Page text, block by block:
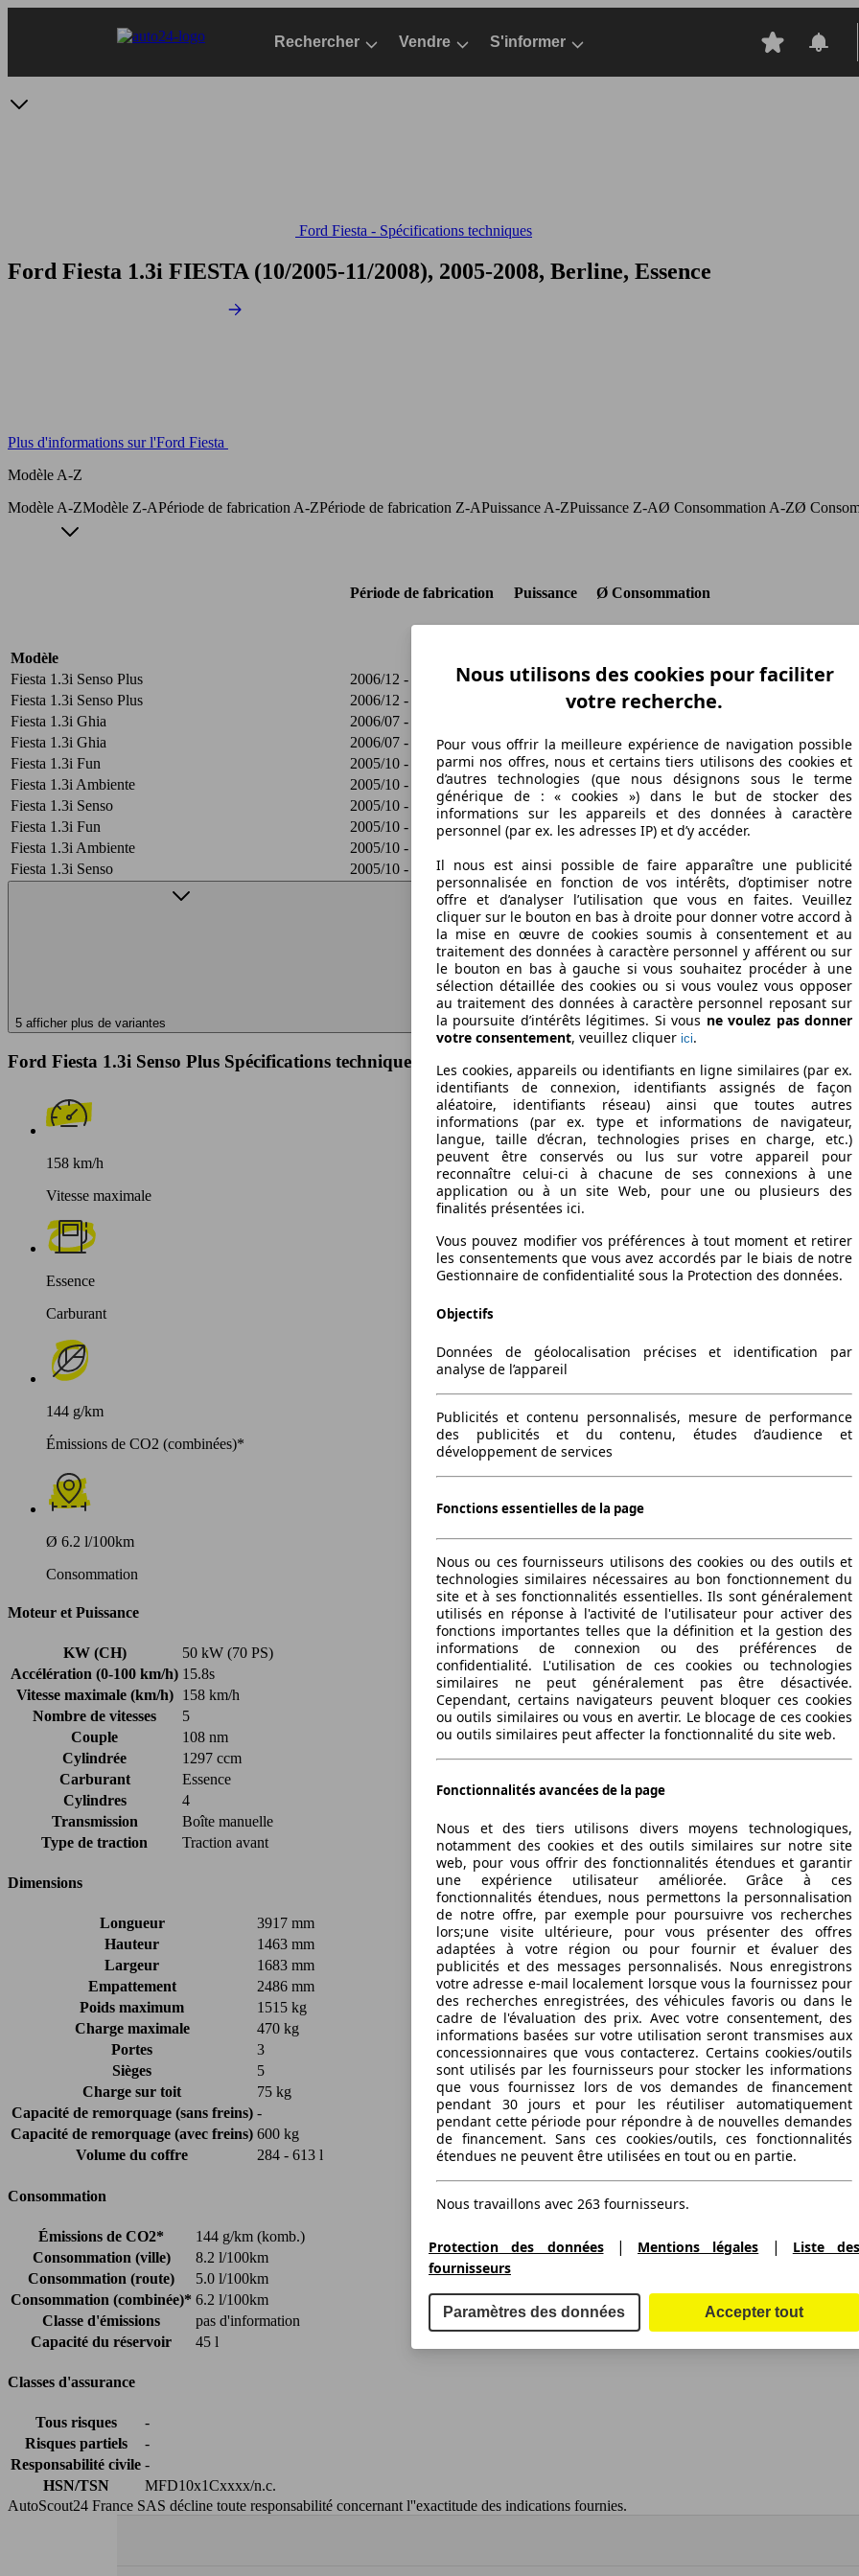
Rechercher Vendre S'informer
Ford Fiesta - Spécifications techniques
Ford Fiesta 1.3i FIESTA (10/2005-11/2008), 2005-2008, Berline, Essence
Plus d'informations sur l'Ford Fiesta
Modèle A-Z
Modèle A-ZModèle Z-APériode de fabrication A-ZPériode de fabrication Z-APuissance A-ZPuissance Z-AØ Consommation A-ZØ
Modèle
Période de fabrication Puissance Ø Consommation
Fiesta 1.3i Senso Plus 2006/12 - 2007/05 50 KW (70 PS) 6.2 l/100km
Fiesta 1.3i Senso Plus
2006/12 - 2007/05 50 KW (70 PS) 6.2 l/100km
Fiesta 1.3i Ghia
2006/07 - 2007/05
Fiesta 1.3i Ghia
2006/07 - 2007/05 50 KW (70 PS) 6.2 l/100km
Fiesta 1.3i Fun
2005/10 - 2007/05 50 KW (70 PS) 6.2 l/100km
Fiesta 1.3i Ambiente
2005/10 - 2006/12 50 KW (70 PS) 6.2 l/100km
Fiesta 1.3i Senso
2005/10 - 2007/05 50 KW (70 PS) 6.2 l/100km
Fiesta 1.3i Fun
2005/10 - 2007/05 50 KW (70 PS) 6.2 l/100km
Fiesta 1.3i Ambiente
2005/10 - 2006/12
Fiesta 1.3i Senso
2005/10 - 2007/05 50 KW (70 PS) 6.2 l/100km
5 afficher plus de variantes
Ford Fiesta 1.3i Senso Plus Spécifications techniques
158 km/h
Vitesse maximale
Essence
Carburant
144 g/km
Émissions de CO2 (combinées)*
Ø 6.2 l/100km
Consommation
Moteur et Puissance
KW (CH)
50 kW (70 PS)
Accélération (0-100 km/h) 15.8s
Vitesse maximale (km/h)
158 km/h
Nombre de vitesses
5
Couple
108 nm
Cylindrée
1297 ccm
Carburant
Essence
Cylindres
4
Transmission
Boîte manuelle
Type de traction
Traction avant
Dimensions
Longueur
3917 mm
Hauteur
1463 mm
Largeur
1683 mm
Empattement
2486 mm
Poids maximum
1515 kg
Charge maximale
470 kg
Portes
3
Sièges
5
Charge sur toit
75 kg
Capacité de remorquage (sans freins) -
Capacité de remorquage (avec freins) 600 kg
Volume du coffre
284 - 613 l
Consommation
Émissions de CO2*
144 g/km (komb.)
Consommation (ville)
8.2 l/100km
Consommation (route)
5.0 l/100km
Consommation (combinée)* 6.2 l/100km
Classe d'émissions
pas d'information
Capacité du réservoir
45 l
Classes d'assurance
Tous risques
-
Risques partiels
-
Responsabilité civile -
HSN/TSN
MFD10x1Cxxxx/n.c.
AutoScout24 France SAS décline toute responsabilité concernant l''exactitude des indications fournies.
Nous utilisons des cookies pour faciliter
votre recherche.
Pour vous offrir la meilleure expérience de navigation possible
parmi nos offres, nous et certains tiers utilisons des cookies et
d’autres technologies (que nous désignons sous le terme
générique de : « cookies ») dans le but de stocker des
informations sur les appareils et des données à caractère
personnel (par ex. les adresses IP) et d’y accéder.
Il nous est ainsi possible de faire apparaître une publicité
personnalisée en fonction de vos intérêts, d’optimiser notre
offre et d’analyser l’utilisation que vous en faites. Veuillez
cliquer sur le bouton en bas à droite pour donner votre accord à
la mise en œuvre de cookies soumis à consentement et au
traitement des données à caractère personnel y afférent ou sur
le bouton en bas à gauche si vous souhaitez procéder à une
sélection détaillée des cookies ou si vous voulez vous opposer
au traitement des données à caractère personnel reposant sur
la poursuite d’intérêts légitimes. Si vous ne voulez pas donner
votre consentement, veuillez cliquer ici.
Les cookies, appareils ou identifiants en ligne similaires (par ex.
identifiants de connexion, identifiants assignés de façon
aléatoire, identifiants réseau) ainsi que toutes autres
informations (par ex. type et informations de navigateur,
langue, taille d’écran, technologies prises en charge, etc.)
peuvent être conservés ou lus sur votre appareil pour
reconnaître celui-ci à chacune de ses connexions à une
application ou à un site Web, pour une ou plusieurs des
finalités présentées ici.
Vous pouvez modifier vos préférences à tout moment et retirer
les consentements que vous avez accordés par le biais de notre
Gestionnaire de confidentialité sous la Protection des données.
Objectifs
Données de géolocalisation précises et identification par
analyse de l’appareil
Publicités et contenu personnalisés, mesure de performance
des publicités et du contenu, études d’audience et
développement de services
Fonctions essentielles de la page
Nous ou ces fournisseurs utilisons des cookies ou des outils et
technologies similaires nécessaires au bon fonctionnement du
site et à ses fonctionnalités essentielles. Ils sont généralement
utilisés en réponse à l'activité de l'utilisateur pour activer des
fonctions importantes telles que la définition et la gestion des
informations de connexion ou des préférences de
confidentialité. L'utilisation de ces cookies ou technologies
similaires ne peut généralement pas être désactivée.
Cependant, certains navigateurs peuvent bloquer ces cookies
ou outils similaires ou vous en avertir. Le blocage de ces cookies
ou outils similaires peut affecter la fonctionnalité du site web.
Fonctionnalités avancées de la page
Nous et des tiers utilisons divers moyens technologiques,
notamment des cookies et des outils similaires sur notre site
web, pour vous offrir des fonctionnalités étendues et garantir
une expérience utilisateur améliorée. Grâce à ces
fonctionnalités étendues, nous permettons la personnalisation
de notre offre, par exemple pour poursuivre vos recherches
lors;une visite ultérieure, pour vous présenter des offres
adaptées à votre région ou pour fournir et évaluer des
publicités et des messages personnalisés. Nous enregistrons
votre adresse e-mail localement lorsque vous la fournissez pour
des recherches enregistrées, des véhicules favoris ou dans le
cadre de l'évaluation des prix. Avec votre consentement, des
informations basées sur votre utilisation seront transmises aux
concessionnaires que vous contacterez. Certains cookies/outils
sont utilisés par les fournisseurs pour stocker les informations
que vous fournissez lors de vos demandes de financement
pendant 30 jours et pour les réutiliser automatiquement
pendant cette période pour répondre à de nouvelles demandes
de financement. Sans ces cookies/outils, ces fonctionnalités
étendues ne peuvent être utilisées en tout ou en partie.
Nous travaillons avec 263 fournisseurs.
Protection des données| Mentions légales |
Liste des
fournisseurs
Paramètres des données Accepter tout